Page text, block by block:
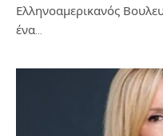
Ελληνοαμερικανός
ένα…